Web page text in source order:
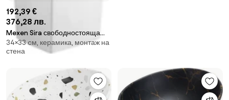
192,39 €
376,28 лв.
Mexen Sira свободностояща
мивка 34 x 33 см, бяла -
26023300
34×33 cм, керамика, монтаж на
стена